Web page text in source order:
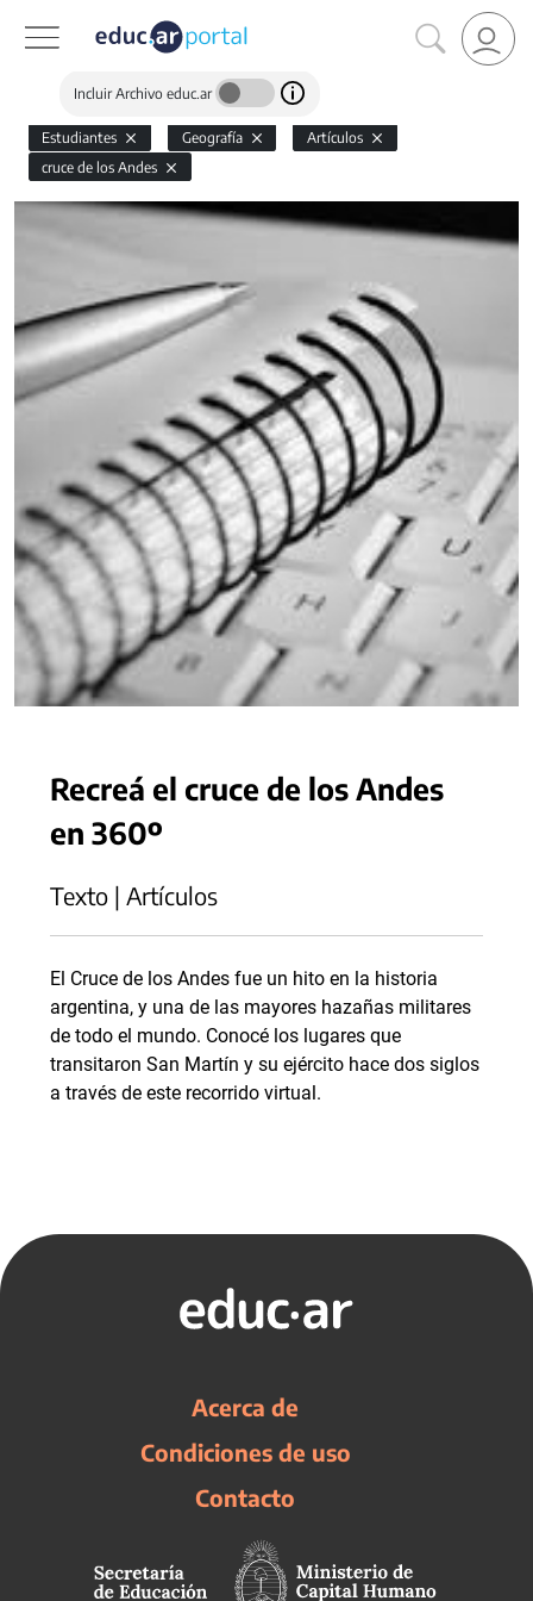
Incluir Archivo educ.ar
Estudiantes Geografía
Artículos
cruce de los Andes
Recreá el cruce de los Andes
en 360º
Texto | Artículos
El Cruce de los Andes fue un hito en la historia
argentina, y una de las mayores hazañas militares
de todo el mundo. Conocé los lugares que
transitaron San Martín y su ejército hace dos siglos
a través de este recorrido virtual.
Acerca de
Condiciones de uso
Contacto